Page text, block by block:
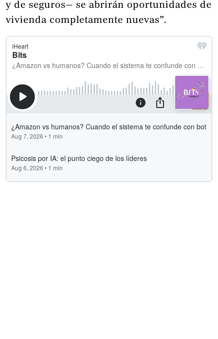
y de seguros— se abrirán oportunidades de
vivienda completamente nuevas”.